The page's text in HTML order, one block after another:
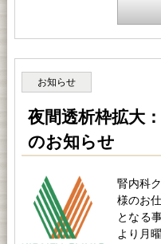
夜間透析枠拡大
のお知らせ
お知らせ
腎内科
様のお
となる
より月